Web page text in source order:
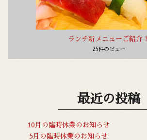
ランチ新メニューご紹介！
25件のビュー
最近の投稿
10月の臨時休業のお知らせ
5月の臨時休業のお知らせ